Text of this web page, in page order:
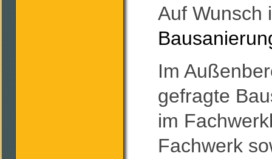
Auf Wunsch
Im
gefragte
im
Fachwerk